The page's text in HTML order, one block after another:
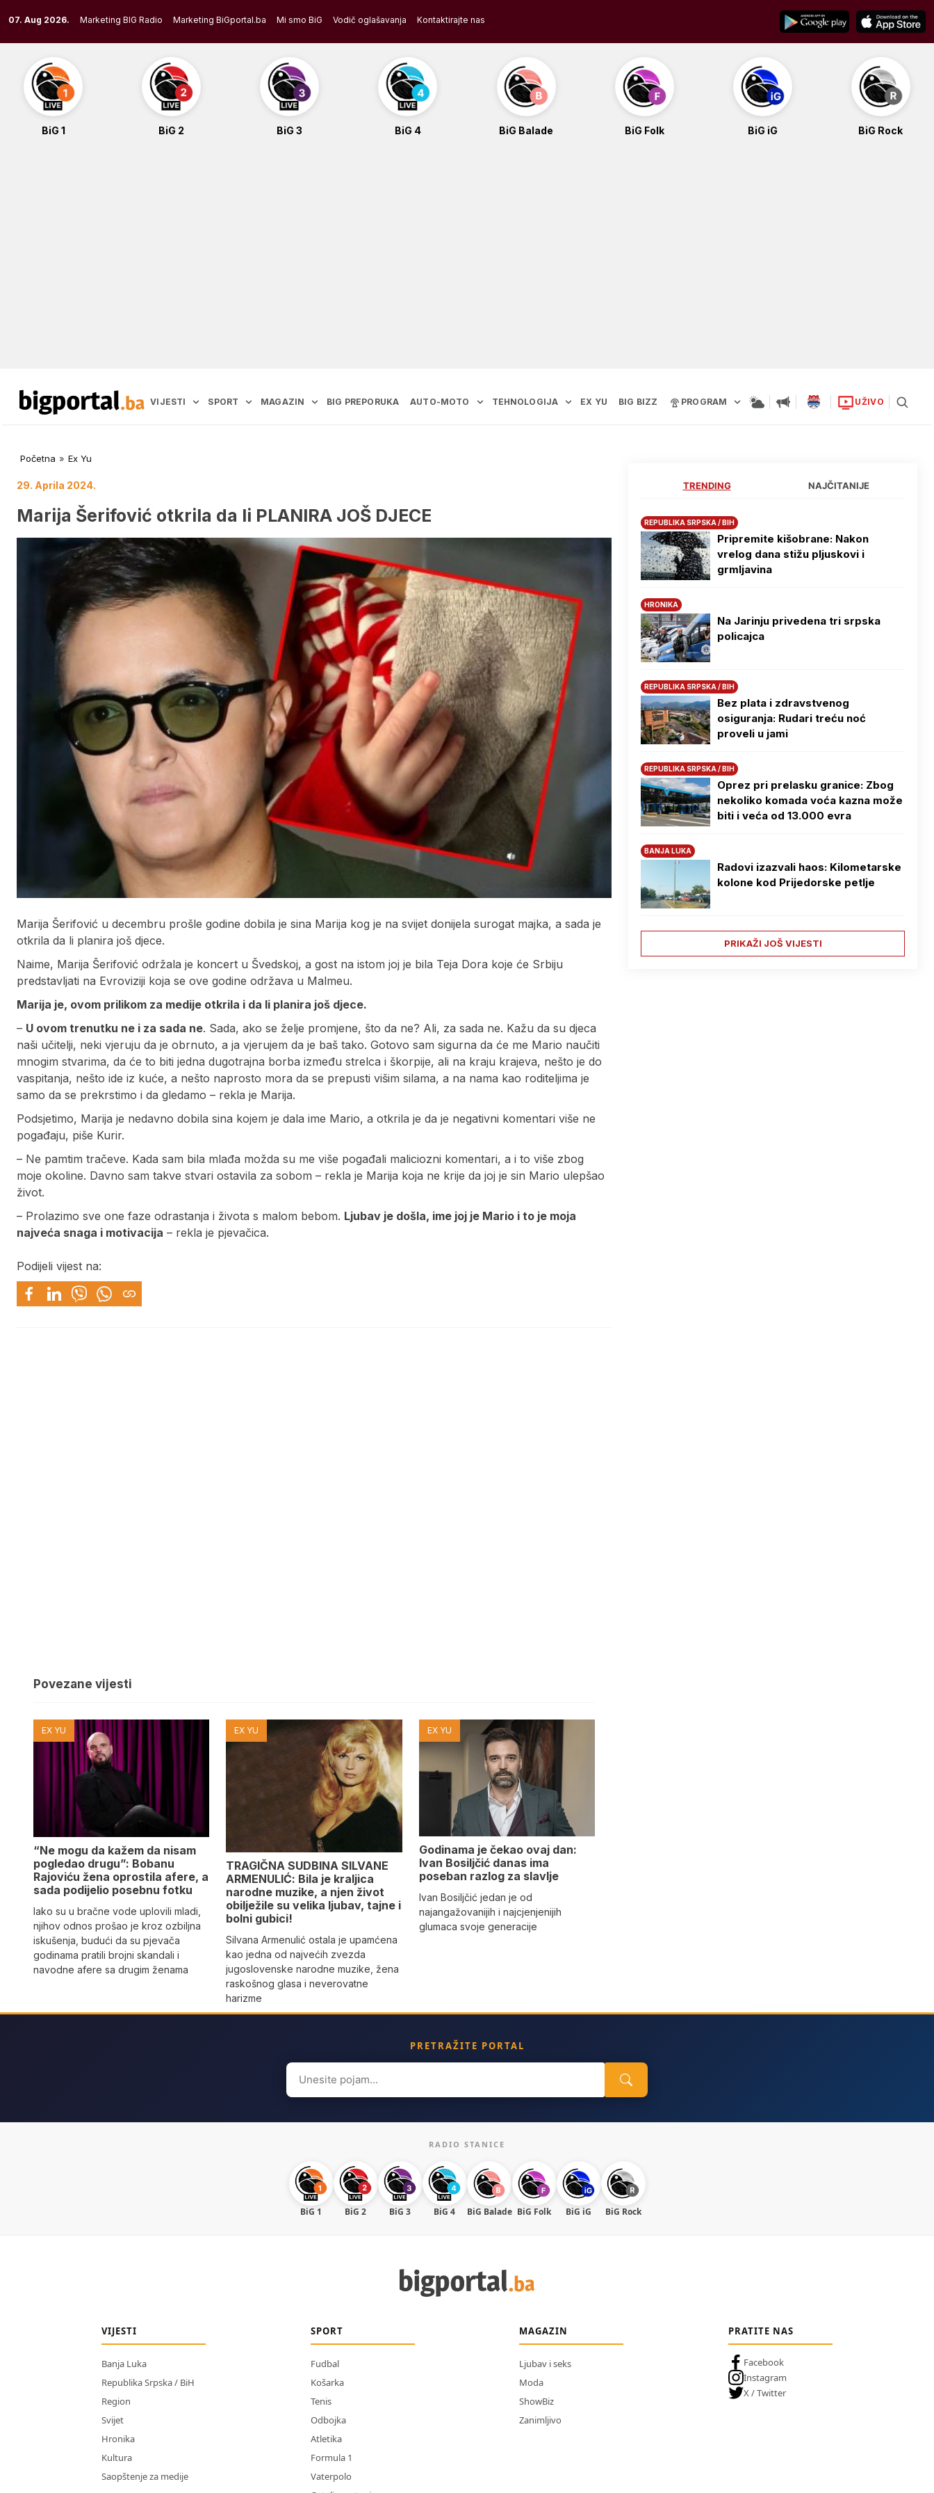
to
content
07. Aug 2026. Marketing BIG Radio Marketing BiGportal.ba Mi smo BiG Vodič oglašavanja Kontaktirajte nas
BiG 1 BiG 2 BiG 3 BiG 4 BiG Balade BiG Folk BiG iG BiG Rock
VIJESTI SPORT MAGAZIN BIG PREPORUKA AUTO-MOTO TEHNOLOGIJA EX YU BIG BIZZ PROGRAM UŽIVO
Početna » Ex Yu
29. Aprila 2024.
Marija Šerifović otkrila da li PLANIRA JOŠ DJECE
Marija Šerifović u decembru prošle godine dobila je sina Marija kog je na svijet donijela surogat majka, a sada je
otkrila da li planira još djece.
Naime, Marija Šerifović održala je koncert u Švedskoj, a gost na istom joj je bila Teja Dora koje će Srbiju
predstavljati na Evroviziji koja se ove godine održava u Malmeu.
Marija je, ovom prilikom za medije otkrila i da li planira još djece.
– U ovom trenutku ne i za sada ne. Sada, ako se želje promjene, što da ne? Ali, za sada ne. Kažu da su djeca
naši učitelji, neki vjeruju da je obrnuto, a ja vjerujem da je baš tako. Gotovo sam sigurna da će me Mario naučiti
mnogim stvarima, da će to biti jedna dugotrajna borba između strelca i škorpije, ali na kraju krajeva, nešto je do
vaspitanja, nešto ide iz kuće, a nešto naprosto mora da se prepusti višim silama, a na nama kao roditeljima je
samo da se prekrstimo i da gledamo – rekla je Marija.
Podsjetimo, Marija je nedavno dobila sina kojem je dala ime Mario, a otkrila je da je negativni komentari više ne
pogađaju, piše Kurir.
– Ne pamtim tračeve. Kada sam bila mlađa možda su me više pogađali maliciozni komentari, a i to više zbog
moje okoline. Davno sam takve stvari ostavila za sobom – rekla je Marija koja ne krije da joj je sin Mario ulepšao
život.
– Prolazimo sve one faze odrastanja i života s malom bebom. Ljubav je došla, ime joj je Mario i to je moja
najveća snaga i motivacija – rekla je pjevačica.
Podijeli vijest na:
Povezane vijesti
EX YU
“Ne mogu da kažem da nisam
pogledao drugu”: Bobanu
Rajoviću žena oprostila afere, a
sada podijelio posebnu fotku
Iako su u bračne vode uplovili mladi,
njihov odnos prošao je kroz ozbiljna
iskušenja, budući da su pjevača
godinama pratili brojni skandali i
navodne afere sa drugim ženama
EX YU
TRAGIČNA SUDBINA SILVANE
ARMENULIĆ: Bila je kraljica
narodne muzike, a njen život
obilježile su velika ljubav, tajne i
bolni gubici!
Silvana Armenulić ostala je upamćena
kao jedna od najvećih zvezda
jugoslovenske narodne muzike, žena
raskošnog glasa i neverovatne
harizme
EX YU
Godinama je čekao ovaj dan:
Ivan Bosiljčić danas ima
poseban razlog za slavlje
Ivan Bosiljčić jedan je od
najangažovanijih i najcjenjenijih
glumaca svoje generacije
TRENDING NAJČITANIJE
REPUBLIKA SRPSKA / BIH
Pripremite kišobrane: Nakon
vrelog dana stižu pljuskovi i
grmljavina
HRONIKA
Na Јarinju privedena tri srpska
policajca
REPUBLIKA SRPSKA / BIH
Bez plata i zdravstvenog
osiguranja: Rudari treću noć
proveli u jami
REPUBLIKA SRPSKA / BIH
Oprez pri prelasku granice: Zbog
nekoliko komada voća kazna može
biti i veća od 13.000 evra
BANJA LUKA
Radovi izazvali haos: Kilometarske
kolone kod Prijedorske petlje
PRIKAŽI JOŠ VIJESTI
PRETRAŽITE PORTAL
Search
for:
RADIO STANICE
BiG 1 BiG 2 BiG 3 BiG 4 BiG Balade BiG Folk BiG iG BiG Rock
VIJESTI
Banja Luka
Republika Srpska / BiH
Region
Svijet
Hronika
Kultura
Saopštenje za medije
SPORT
Fudbal
Košarka
Tenis
Odbojka
Atletika
Formula 1
Vaterpolo
MAGAZIN
Ljubav i seks
Moda
ShowBiz
Zanimljivo
PRATITE NAS
Facebook
Instagram
X / Twitter